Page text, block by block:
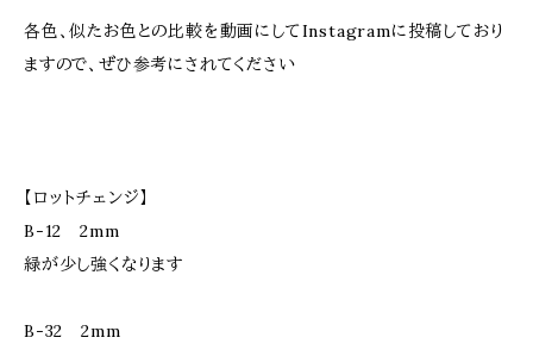
各色、似たお色との比較を動画にしてInstagramに投稿しており
ますので、ぜひ参考にされてください
【ロットチェンジ】
B-12 2mm
緑が少し強くなります
B-32 2mm